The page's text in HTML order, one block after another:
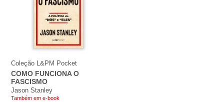
Coleção L&PM Pocket
COMO FUNCIONA O
FASCISMO
Jason Stanley
Também em e-book